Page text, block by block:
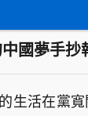
國夢手抄
生活在黨